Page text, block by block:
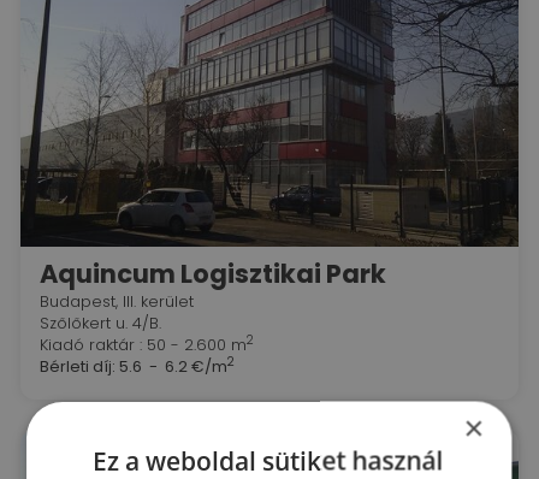
Aquincum Logisztikai Park
Budapest, III. kerület
Szőlőkert u. 4/B.
Kiadó raktár : 50 - 2.600 m2
Bérleti díj: 5.6 - 6.2 €/m2
×
Ez a weboldal sütiket használ